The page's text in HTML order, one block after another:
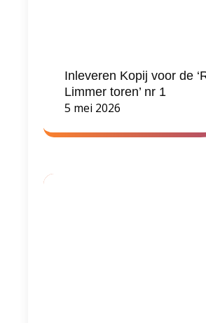
Inleveren Kopij voor de
Limmer toren’ nr 1
5 mei 2026